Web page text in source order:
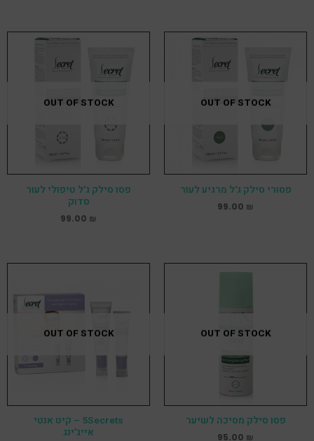
OUT OF STOCK
פסורי סילק ג'ל מרגיע לעור
₪
99.00
OUT OF STOCK
פסו סילק ג'ל טיפולי לעור
סדוק
₪
99.00
OUT OF STOCK
פסו סילק מסיכה לשיער
₪
95.00
OUT OF STOCK
5Secrets – קיט אנטי
אייג'ינג